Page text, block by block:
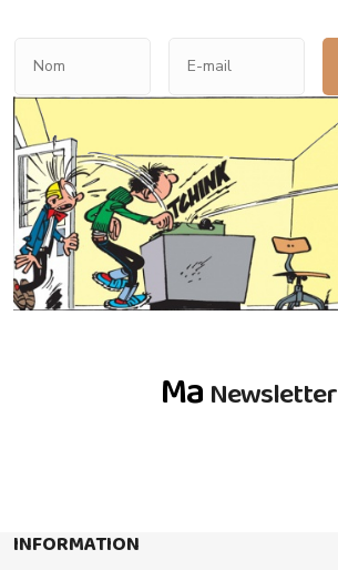
Ma Newsletter
INFORMATION